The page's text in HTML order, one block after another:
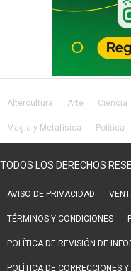
Altercultura Arte Ciencia
Magia y Metafísica Política
TODOS LOS DERECHOS
AVISO DE PRIVACIDAD
TÉRMINOS Y CONDICIONES
POLÍTICA DE REVISIÓN DE
POLÍTICA DE CORRECCIONES